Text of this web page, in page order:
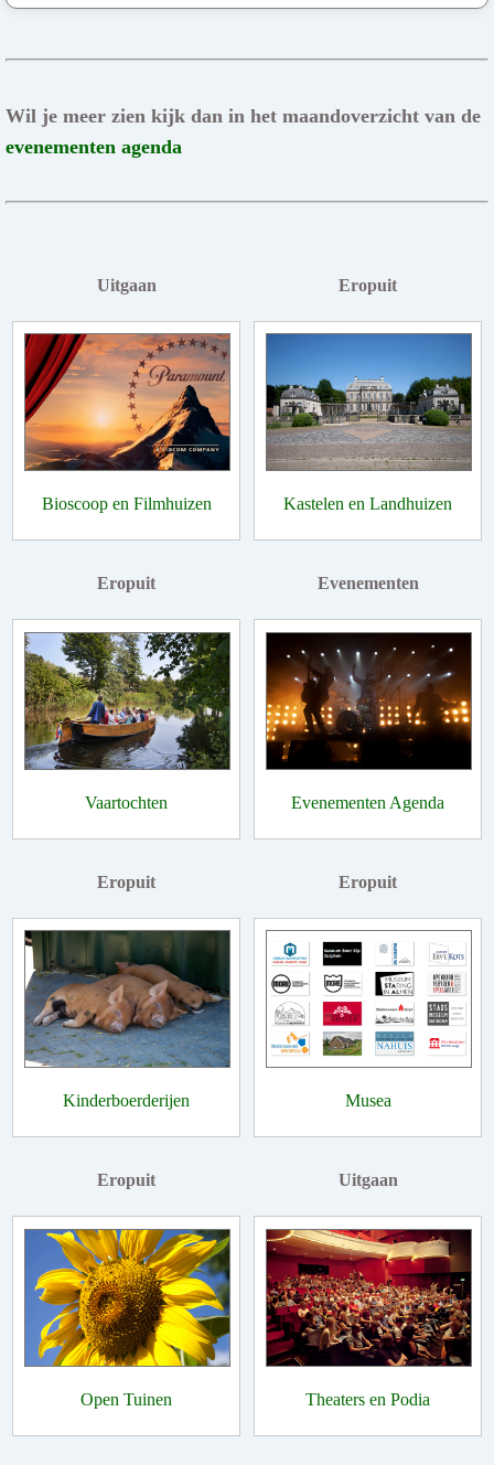
Wil je meer zien kijk dan in het maandoverzicht van de
evenementen agenda
Uitgaan
Bioscoop en Filmhuizen
Eropuit
Kastelen en Landhuizen
Eropuit
Vaartochten
Evenementen
Evenementen Agenda
Eropuit
Kinderboerderijen
Eropuit
Musea
Eropuit
Open Tuinen
Uitgaan
Theaters en Podia